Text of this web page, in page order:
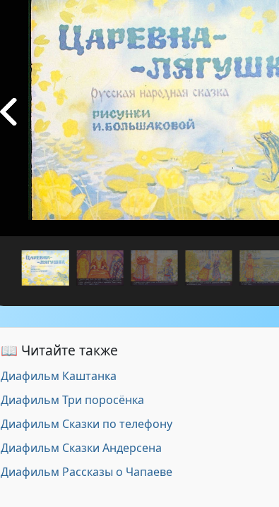
📖 Читайте также
Диафильм Каштанка
Диафильм Три поросёнка
Диафильм Сказки по телефону
Диафильм Сказки Андерсена
Диафильм Рассказы о Чапаеве